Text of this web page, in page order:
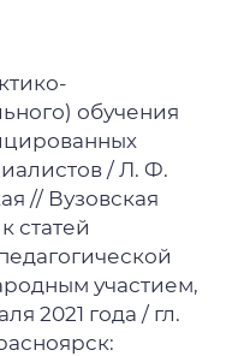
обучения
/ Л. Ф.
// Вузовская
статей
участием,
2021 года / гл.